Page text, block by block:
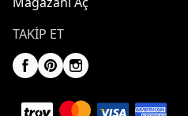
TAKIP ET